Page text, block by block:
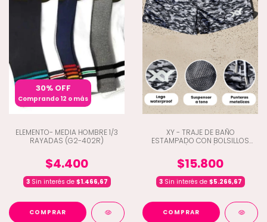
30% OFF
Comprando 12 o más
ELEMENTO- MEDIA HOMBRE 1/3
RAYADAS (G2-402R)
$4.400
3Sin interés de $1.466,67
COMPRAR
XY - TRAJE DE BAÑO
ESTAMPADO CON BOLSILLOS
$15.800
3Sin interés de $5.266,67
COMPRAR